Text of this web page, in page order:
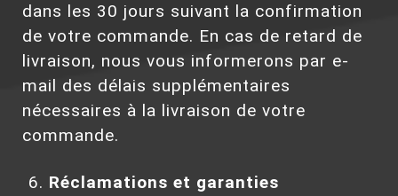
dans les 30 jours suivant la confirmation
de votre commande. En cas de retard de
livraison, nous vous informerons par e-
mail des délais supplémentaires
nécessaires à la livraison de votre
commande.
Réclamations et garanties